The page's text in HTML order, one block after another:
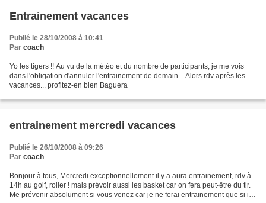
Entrainement vacances
Publié le 28/10/2008 à 10:41
Par coach
Yo les tigers !! Au vu de la météo et du nombre de participants, je me vois
dans l'obligation d'annuler l'entrainement de demain... Alors rdv après les
vacances... profitez-en bien Baguera
entrainement mercredi vacances
Publié le 26/10/2008 à 09:26
Par coach
Bonjour à tous, Mercredi exceptionnellement il y a aura entrainement, rdv à
14h au golf, roller ! mais prévoir aussi les basket car on fera peut-être du tir.
Me prévenir absolument si vous venez car je ne ferai entrainement que si il y